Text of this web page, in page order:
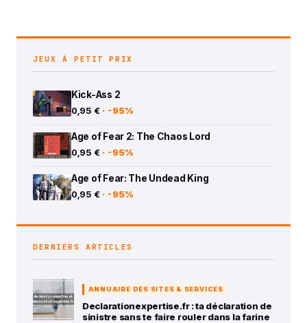
JEUX À PETIT PRIX
Kick-Ass 2
0,95 € · -95%
Age of Fear 2: The Chaos Lord
0,95 € · -95%
Age of Fear: The Undead King
0,95 € · -95%
DERNIERS ARTICLES
ANNUAIRE DES SITES & SERVICES
Declarationexpertise.fr : ta déclaration de
sinistre sans te faire rouler dans la farine